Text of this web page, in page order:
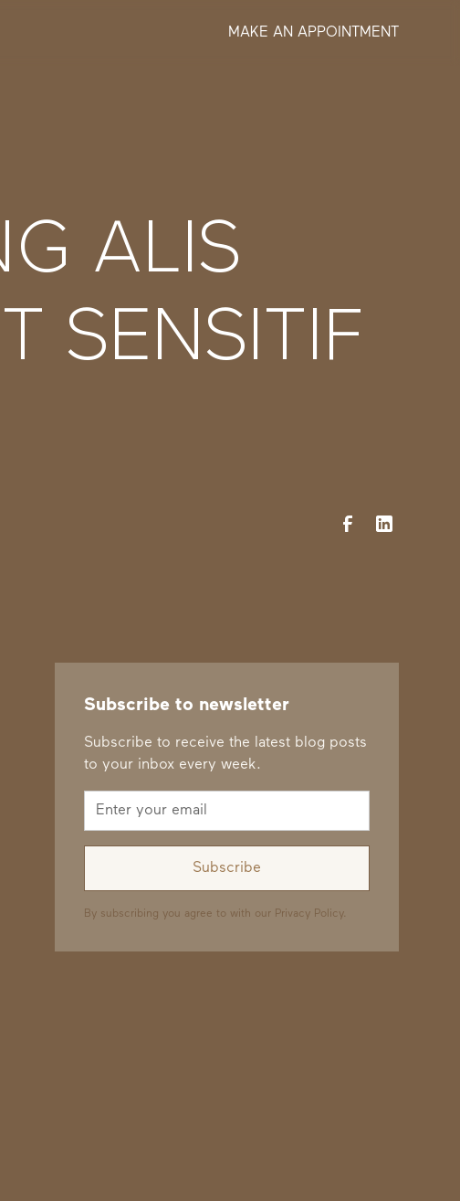
MAKE AN APPOINTMENT
ALIS
SENSITIF
Subscribe to newsletter
Subscribe to receive the latest blog posts
to your inbox every week.
By subscribing you agree to with our Privacy Policy.